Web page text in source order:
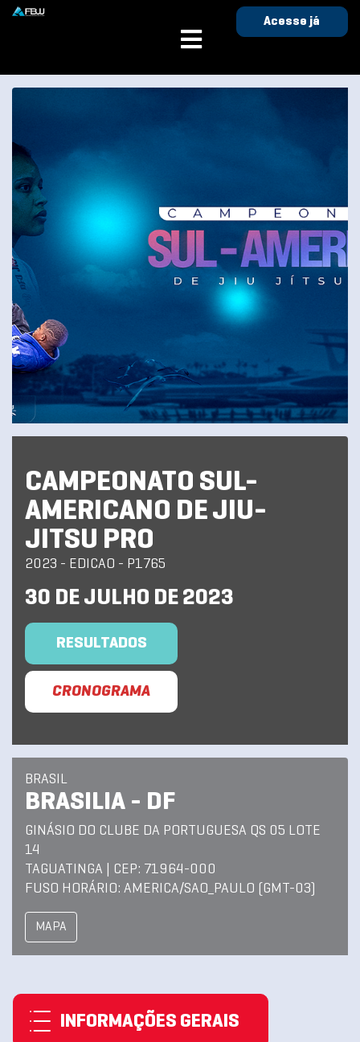
Acesse já
CAMPEONATO SUL-
AMERICANO DE JIU-
JITSU PRO
2023 - EDICAO - P1765
30 DE JULHO DE 2023
RESULTADOS
CRONOGRAMA
BRASIL
BRASILIA - DF
GINÁSIO DO CLUBE DA PORTUGUESA QS 05 LOTE
14
TAGUATINGA | CEP: 71964-000
FUSO HORÁRIO: AMERICA/SAO_PAULO (GMT-03)
MAPA
INFORMAÇÕES GERAIS